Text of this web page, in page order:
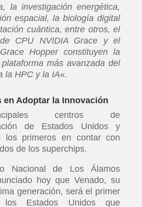
la investigación energética,
espacial, la biología digital
cuántica, entre otros, el
CPU NVIDIA Grace y el
Hopper constituyen la
más avanzada del
la HPC y la IA«.
en Adoptar la Innovación
centros de
de Estados Unidos y
los primeros en contar con
de los superchips.
Nacional de Los Álamos
hoy que Venado, su
generación, será el primer
Estados Unidos que